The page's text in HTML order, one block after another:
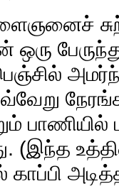
பேருந்து
(இந்த
காப்பி